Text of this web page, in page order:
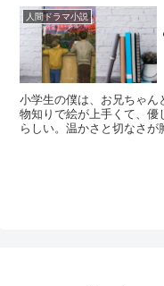
人間ドラマ小説
小学生の僕は、お兄ちゃん
物知りで絵が上手くて、
らしい。温かさと切なさが